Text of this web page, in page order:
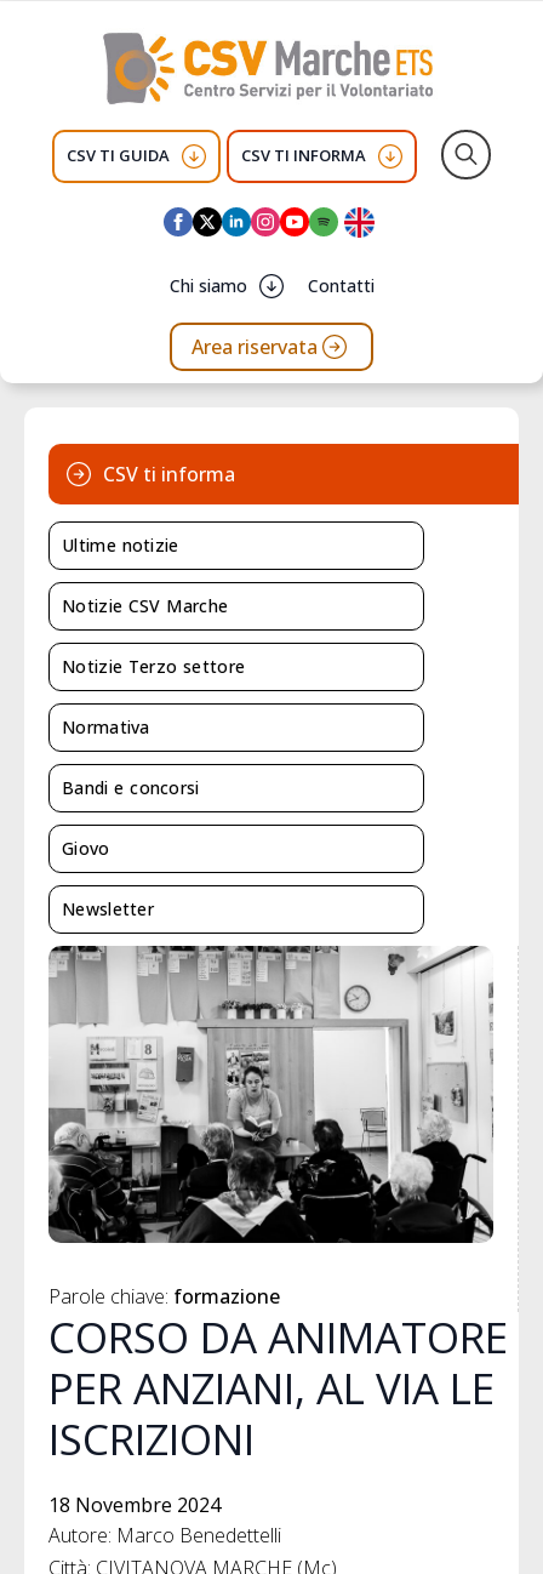
CSV TI GUIDA CSV TI INFORMA
Chi siamo Contatti
Area riservata
Parole chiave: formazione
CORSO DA ANIMATORE
PER ANZIANI, AL VIA LE
ISCRIZIONI
18 Novembre 2024
Autore: Marco Benedettelli
Città: CIVITANOVA MARCHE (Mc)
CSV ti informa
Ultime notizie
Notizie CSV Marche
Notizie Terzo settore
Normativa
Bandi e concorsi
Giovo
Newsletter